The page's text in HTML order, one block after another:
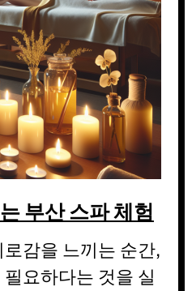
부산 스파 체험
감을 느끼는 순간,
요하다는 것을 실